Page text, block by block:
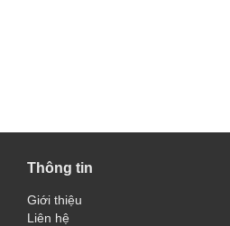
Thông tin
Giới thiệu
Liên hệ